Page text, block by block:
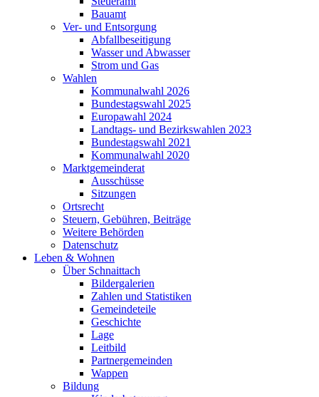
Bauamt
Ver- und Entsorgung
Abfallbeseitigung
Wasser und Abwasser
Strom und Gas
Wahlen
Kommunalwahl 2026
Bundestagswahl 2025
Europawahl 2024
Landtags- und Bezirkswahlen 2023
Bundestagswahl 2021
Kommunalwahl 2020
Marktgemeinderat
Ausschüsse
Sitzungen
Ortsrecht
Steuern, Gebühren, Beiträge
Weitere Behörden
Datenschutz
Leben & Wohnen
Über Schnaittach
Bildergalerien
Zahlen und Statistiken
Gemeindeteile
Geschichte
Lage
Leitbild
Partnergemeinden
Wappen
Bildung